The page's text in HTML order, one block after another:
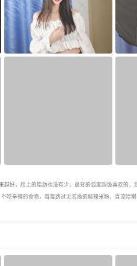
越好，脸上的脂肪也没有少，鼻背的弧度超级喜欢的
吃辛辣的食物，每每路过无名缘的酸辣米粉，直流